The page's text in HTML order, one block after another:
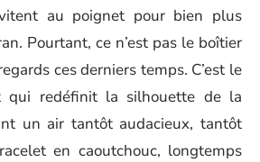
au poignet pour bien plus
Pourtant, ce n’est pas le boîtier
ces derniers temps. C’est le
qui redéfinit la silhouette de la
un air tantôt audacieux, tantôt
en caoutchouc, longtemps